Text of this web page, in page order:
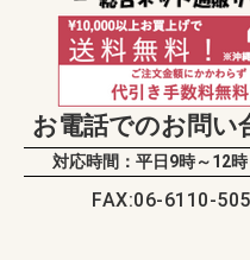
お電話でのお問い
対応時間：平日9時～12
FAX:06-6110-